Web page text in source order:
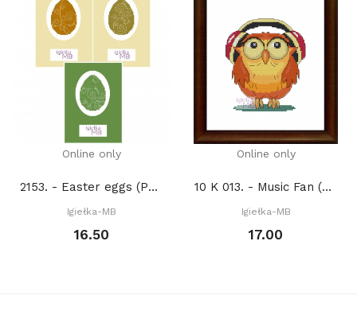
Online only
2153. - Easter eggs (PDF)
Igiełka-MB
16.50
Online only
10 K 013. - Music Fan (PDF)
Igiełka-MB
17.00